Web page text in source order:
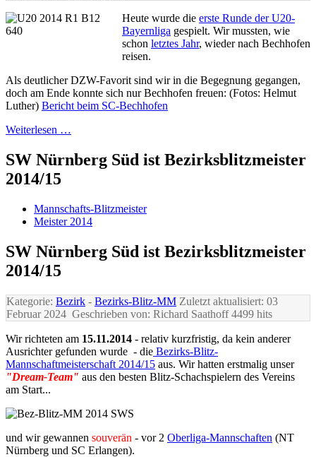
Heute wurde die erste Runde der U20-
Bayernliga gespielt. Wir mussten, wie
schon letztes Jahr, wieder nach Bechhofen
reisen.
Als deutlicher DZW-Favorit sind wir in die Begegnung gegangen,
doch am Ende konnte sich nur Bechhofen freuen: (Fotos: Helmut
Luther) Bericht beim SC-Bechhofen
Weiterlesen …
SW Nürnberg Süd ist Bezirksblitzmeister
2014/15
Mannschafts-Blitzmeister
Meister 2014
SW Nürnberg Süd ist Bezirksblitzmeister
2014/15
Kategorie: Bezirk - Bezirks-Blitz-MM Zuletzt aktualisiert: 03
Februar 2024 Geschrieben von: Richard Saathoff4499 hits
Wir richteten am 15.11.2014 - relativ kurzfristig, da kein anderer
Ausrichter gefunden wurde - die Bezirks-Blitz-
Mannschaftmeisterschaft 2014/15 aus. Wir hatten erstmalig unser
"Dream-Team" aus den besten Blitz-Schachspielern des Vereins
am Start...
und wir gewannen souverän - vor 2 Oberliga-Mannschaften (NT
Nürnberg und SC Erlangen).